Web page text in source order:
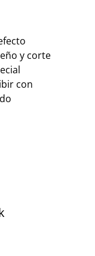
y corte
con